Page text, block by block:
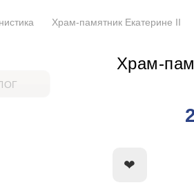
Храм-памятник Екатерине II
Храм-